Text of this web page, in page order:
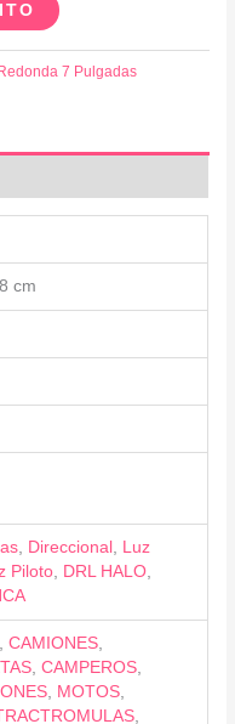
7 Pulgadas
cm
, Direccional , Luz
Piloto, DRL HALO,
,CAMIONES,
,CAMPEROS,
, MOTOS,
,